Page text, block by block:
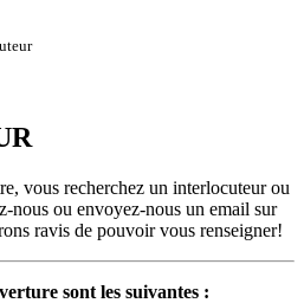
vous recherchez un interlocuteur ou
nous ou envoyez-nous un email sur
ravis de pouvoir vous renseigner!
sont les suivantes :